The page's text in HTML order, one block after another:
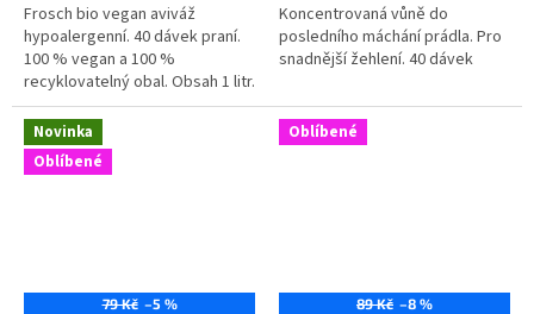
Frosch bio vegan aviváž
hypoalergenní. 40 dávek praní.
100 % vegan a 100 %
recyklovatelný obal. Obsah 1 litr.
Koncentrovaná vůně do
posledního máchání prádla. Pro
snadnější žehlení. 40 dávek
Novinka
Oblíbené
79 Kč –5 %
Oblíbené
89 Kč –8 %